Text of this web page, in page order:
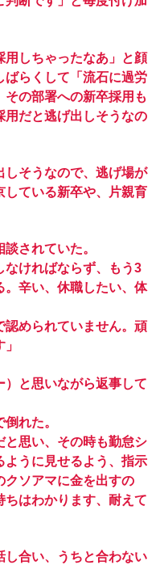
用しちゃったなあ」と顔
ばらくして「流石に過労
の部署への新卒採用も
用だと逃げ出しそうなの
しそうなので、逃げ場が
している新卒や、片親育
されていた。
なければならず、もう3
。辛い、休職したい、体
められていません。頑
）と思いながら返事して
れた。
と思い、その時も勤怠シ
ように見せるよう、指示
クソアマに金を出すの
はわかります、耐えて
し合い、うちと合わない